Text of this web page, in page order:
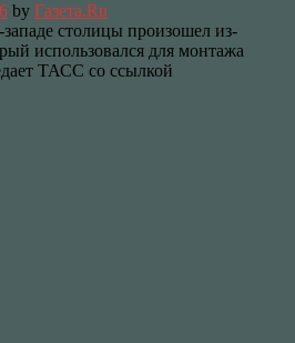
by Газета.Ru
столицы произошел из-
использовался для монтажа
ТАСС со ссылкой